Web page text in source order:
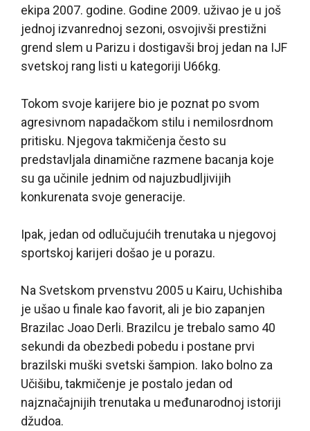
ekipa 2007. godine. Godine 2009. uživao je u još
jednoj izvanrednoj sezoni, osvojivši prestižni
grend slem u Parizu i dostigavši broj jedan na IJF
svetskoj rang listi u kategoriji U66kg.
Tokom svoje karijere bio je poznat po svom
agresivnom napadačkom stilu i nemilosrdnom
pritisku. Njegova takmičenja često su
predstavljala dinamične razmene bacanja koje
su ga učinile jednim od najuzbudljivijih
konkurenata svoje generacije.
Ipak, jedan od odlučujućih trenutaka u njegovoj
sportskoj karijeri došao je u porazu.
Na Svetskom prvenstvu 2005 u Kairu, Uchishiba
je ušao u finale kao favorit, ali je bio zapanjen
Brazilac Joao Derli. Brazilcu je trebalo samo 40
sekundi da obezbedi pobedu i postane prvi
brazilski muški svetski šampion. Iako bolno za
Učišibu, takmičenje je postalo jedan od
najznačajnijih trenutaka u međunarodnoj istoriji
džudoa.